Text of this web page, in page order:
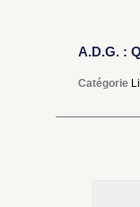
A.D.G. :
Catégorie